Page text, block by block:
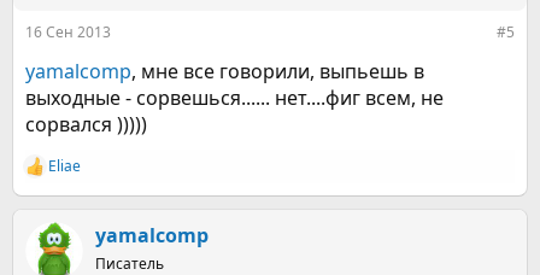
16 Сен 2013 #5
yamalcomp, мне все говорили, выпьешь в
выходные - сорвешься...... нет....фиг всем, не
сорвался )))))
Р
е
Eliae
yamalcomp
Писатель